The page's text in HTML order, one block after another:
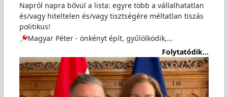
Napról napra bővül a lista: egyre több a vállalhatatlan
és/vagy hiteltelen és/vagy tisztségére méltatlan tiszás
politikus!
Magyar Péter - önkényt épít, gyűlölködik,…
Folytatódik...